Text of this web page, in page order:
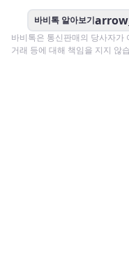
바비톡 알아보기
바비톡은 통신판매의 당사자가
거래 등에 대해 책임을 지지 않